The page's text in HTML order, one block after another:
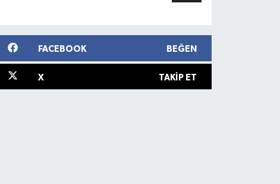
FACEBOOK BEĞEN
X TAKIP ET